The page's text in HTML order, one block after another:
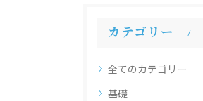
カテゴリー
全てのカテゴリー
基礎